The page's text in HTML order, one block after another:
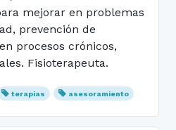
mejorar en problemas
prevención de
procesos crónicos,
Fisioterapeuta.
terapias asesoramiento